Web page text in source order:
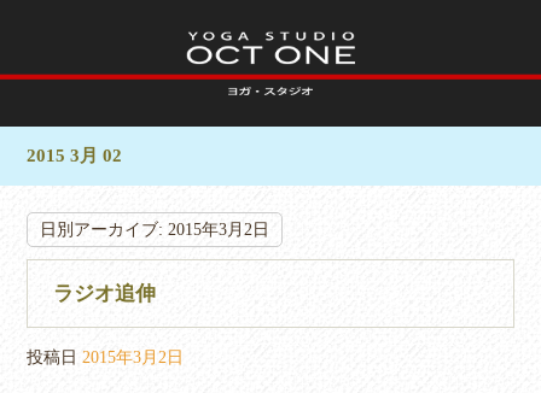
2015 3月 02
日別アーカイブ:2015年3月2日
ラジオ追伸
投稿日 2015年3月2日